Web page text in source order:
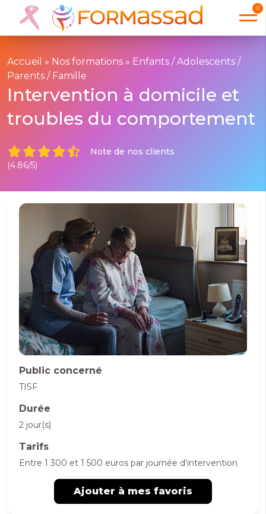
0
Accueil » Nos formations » Enfants / Adolescents /
Parents / Famille
Intervention à domicile et
troubles du comportement
Note de nos clients
(4.86/5)
Public concerné
TISF
Durée
2 jour(s)
Tarifs
Entre 1 300 et 1 500 euros par journée d'intervention
Ajouter à mes favoris